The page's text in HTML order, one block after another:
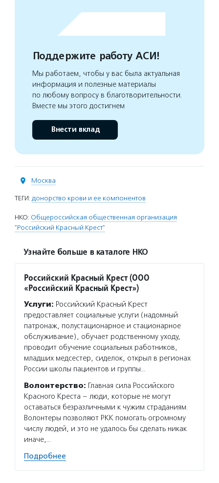
Поддержите работу АСИ!
Мы работаем, чтобы у вас была актуальная
информация и полезные материалы
по любому вопросу в благотворительности.
Вместе мы этого достигнем
Внести вклад
Москва
ТЕГИ: донорство крови и ее компонентов
НКО: Общероссийская общественная организация
"Российский Красный Крест"
Узнайте больше в каталоге НКО
Российский Красный Крест (ООО
«Российский Красный Крест»)
Услуги: Российский Красный Крест
предоставляет социальные услуги (надомный
патронаж, полустационарное и стационарное
обслуживание), обучает родственному уходу,
проводит обучение социальных работников,
младших медсестер, сиделок, открыл в регионах
России школы пациентов и группы…
Волонтерство: Главная сила Российского
Красного Креста – люди, которые не могут
оставаться безразличными к чужим страданиям.
Волонтеры позволяют РКК помогать огромному
числу людей, и это не удалось бы сделать никак
иначе,…
Подробнее